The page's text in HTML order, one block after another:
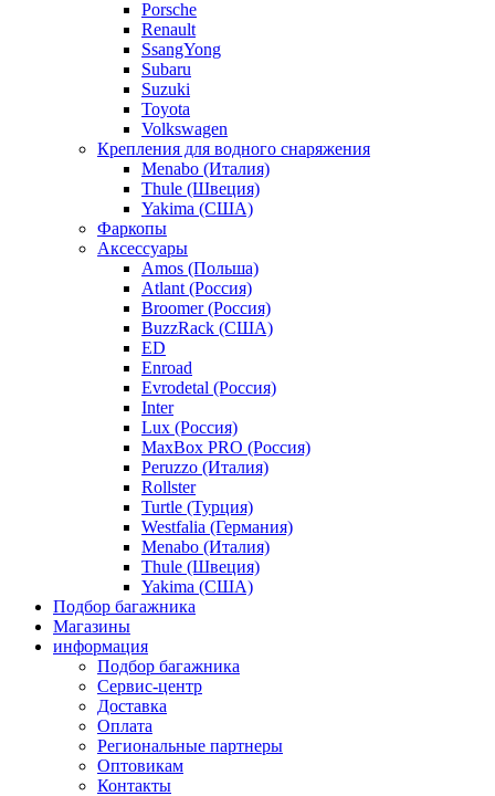
Porsche
Renault
SsangYong
Subaru
Suzuki
Toyota
Volkswagen
Крепления для водного снаряжения
Menabo (Италия)
Thule (Швеция)
Yakima (США)
Фаркопы
Аксессуары
Amos (Польша)
Atlant (Россия)
Broomer (Россия)
BuzzRack (США)
ED
Enroad
Evrodetal (Россия)
Inter
Lux (Россия)
MaxBox PRO (Россия)
Peruzzo (Италия)
Rollster
Turtle (Турция)
Westfalia (Германия)
Menabo (Италия)
Thule (Швеция)
Yakima (США)
Подбор багажника
Магазины
информация
Подбор багажника
Сервис-центр
Доставка
Оплата
Региональные партнеры
Оптовикам
Контакты